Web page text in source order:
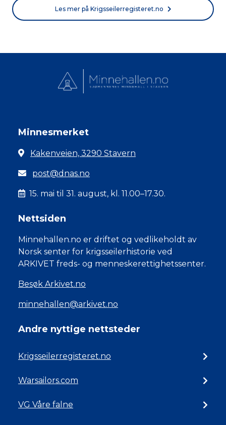
Les mer på Krigsseilerregisteret.no
Minnesmerket
Kakenveien, 3290 Stavern
post@dnas.no
15. mai til 31. august, kl. 11.00–17.30.
Nettsiden
Minnehallen.no er driftet og vedlikeholdt av
Norsk senter for krigsseilerhistorie ved
ARKIVET freds- og menneskerettighetssenter.
Besøk Arkivet.no
minnehallen@arkivet.no
Andre nyttige nettsteder
Krigsseilerregisteret.no
Warsailors.com
VG Våre falne